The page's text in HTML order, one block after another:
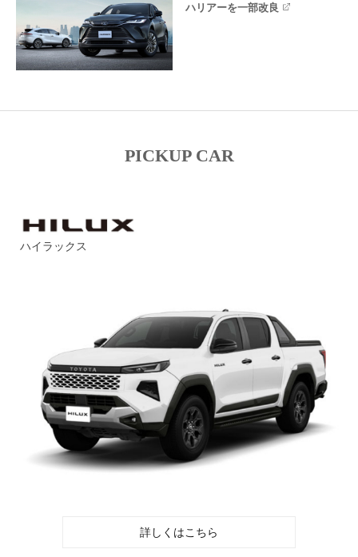
ハリアーを一部改良
PICKUP CAR
ハイラックス
詳しくはこちら